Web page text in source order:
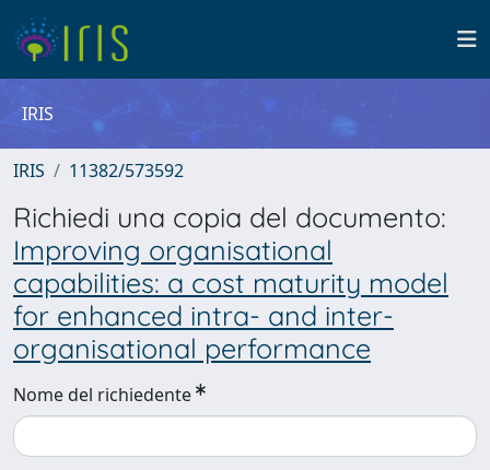
IRIS
IRIS 11382/573592
Richiedi una copia del documento:
Improving organisational
capabilities: a cost maturity model
for enhanced intra- and inter-
organisational performance
Nome del richiedente